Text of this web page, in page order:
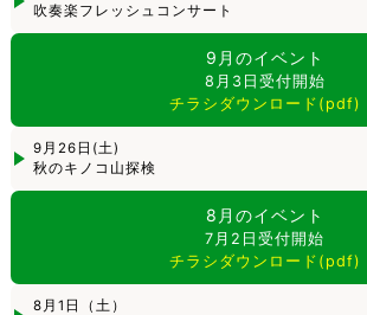
吹奏楽フレッシュコンサート
9月のイベント
8月3日受付開始
チラシダウンロード(pdf)
9月26日(土)
秋のキノコ山探検
8月のイベント
7月2日受付開始
チラシダウンロード(pdf)
8月1日（土）